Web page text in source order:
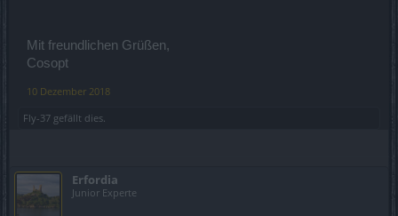
Mit freundlichen Grüßen,
Cosopt
10 Dezember 2018
Fly-37 gefällt dies.
Erfordia
Junior Experte